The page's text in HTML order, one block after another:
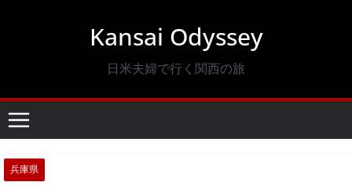
ツ
へ
ス
キ
ッ
Kansai Odyssey
日米夫婦で行く関西の旅
兵庫県